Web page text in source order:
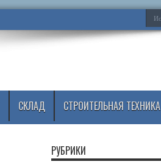
СКЛАД СТРОИТЕЛЬНАЯ ТЕХНИКА
РУБРИКИ